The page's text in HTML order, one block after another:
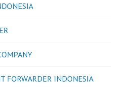
FORWARDER INDONESIA